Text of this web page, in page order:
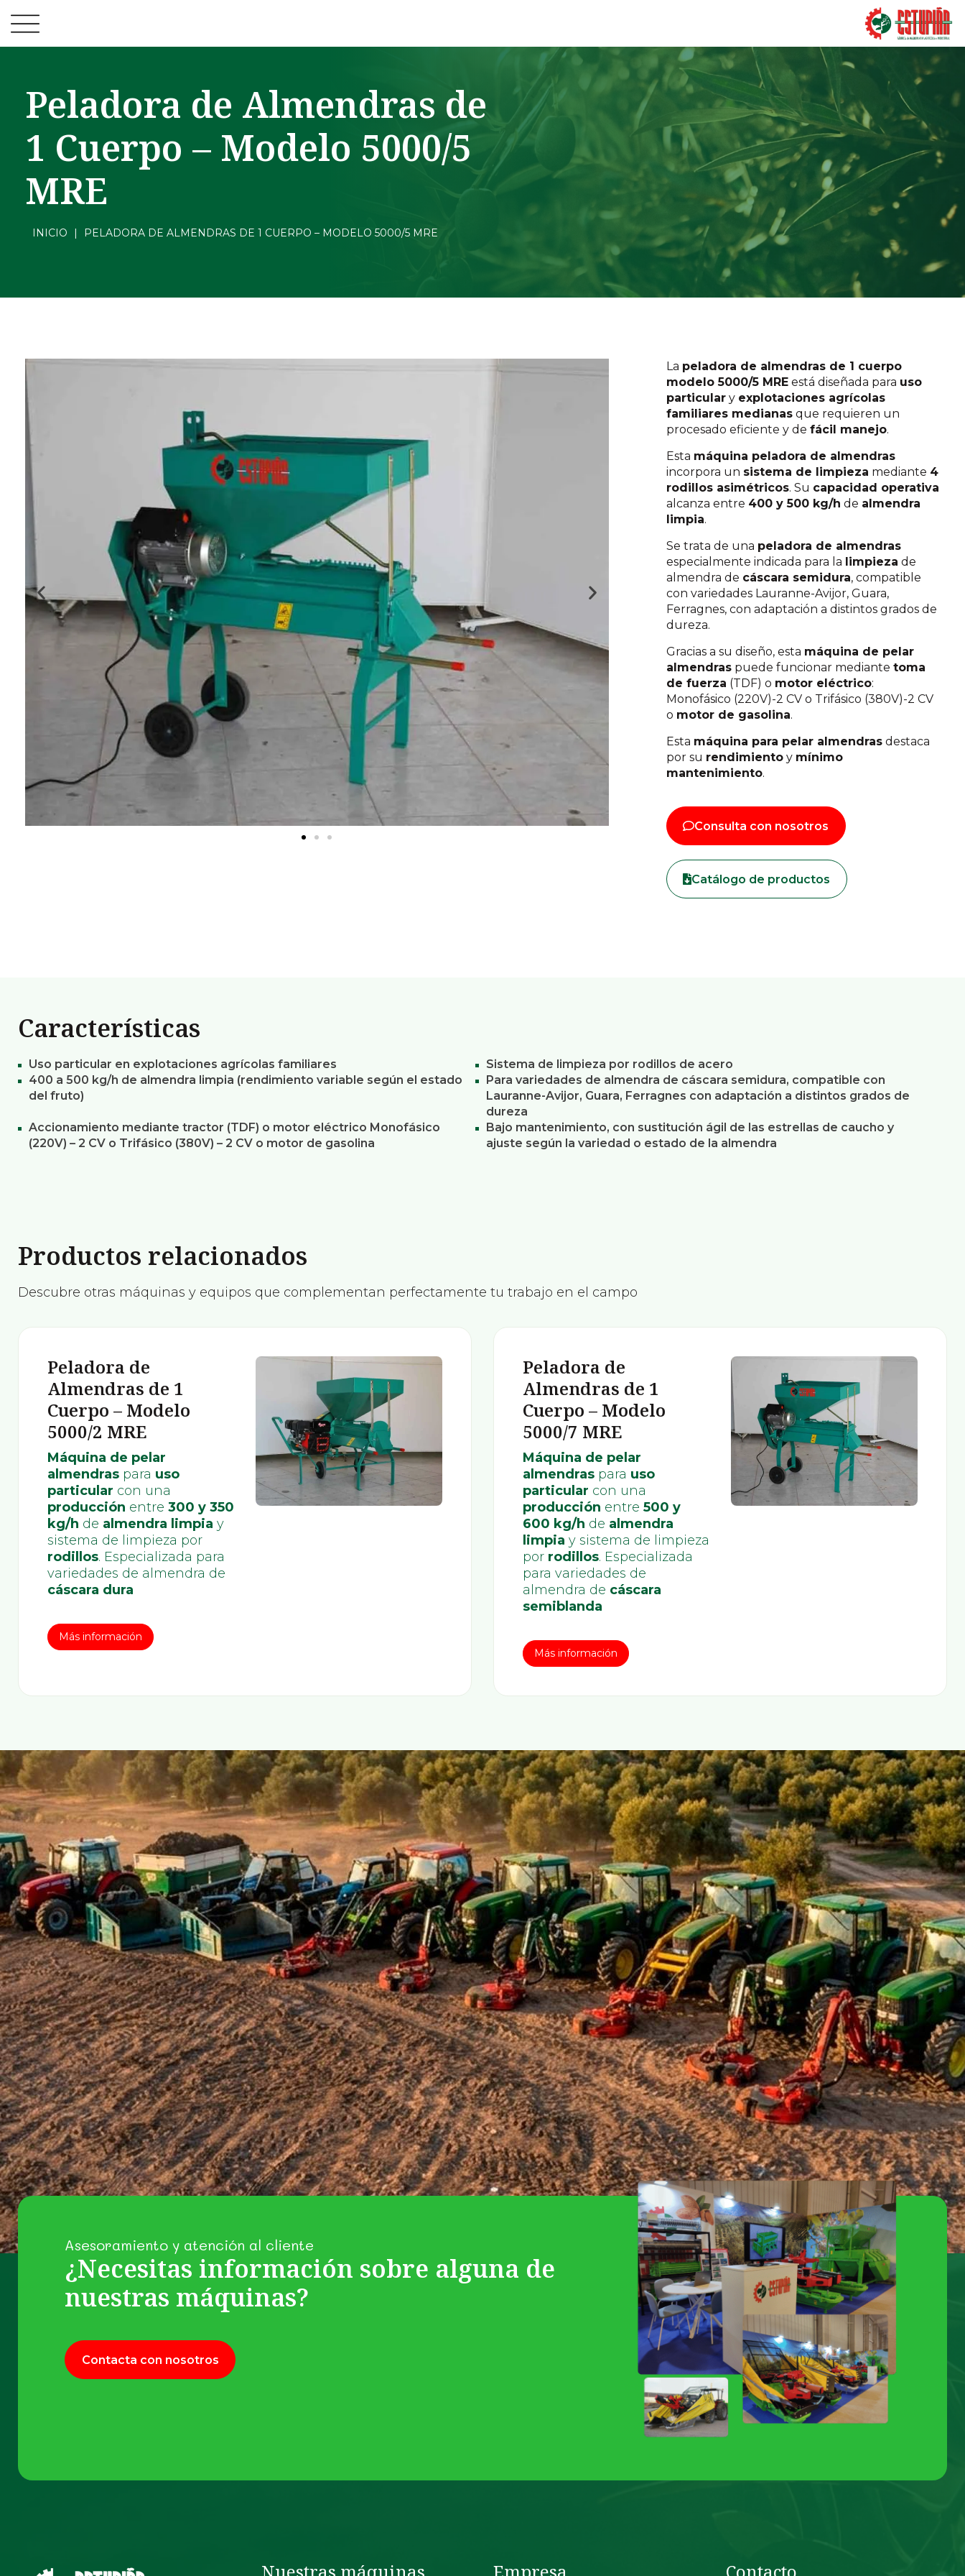
Peladora de Almendras de
1 Cuerpo – Modelo 5000/5
MRE
INICIO | PELADORA DE ALMENDRAS DE 1 CUERPO – MODELO 5000/5 MRE
La peladora de almendras de 1 cuerpo
modelo 5000/5 MREestá diseñada para uso
particulary explotaciones agrícolas
familiares medianasque requieren un
procesado eficiente y de fácil manejo.
Esta máquina peladora de almendras
incorpora un sistema de limpieza mediante 4
rodillos asimétricos. Su capacidad operativa
alcanza entre 400 y 500 kg/h de almendra
limpia.
Se trata de una peladora de almendras
especialmente indicada para la limpieza de
almendra de cáscara semidura, compatible
con variedades Lauranne-Avijor, Guara,
Ferragnes, con adaptación a distintos grados de
dureza.
Gracias a su diseño, esta máquina de pelar
almendraspuede funcionar mediante toma
de fuerza (TDF) o motor eléctrico:
Monofásico (220V)-2 CV o Trifásico (380V)-2 CV
o motor de gasolina.
Esta máquina para pelar almendrasdestaca
por su rendimientoy mínimo
mantenimiento.
Consulta con nosotros
Catálogo de productos
Características
Uso particular en explotaciones agrícolas familiares
Sistema de limpieza por rodillos de acero
400 a 500 kg/h de almendra limpia (rendimiento variable según el estado
del fruto)
Para variedades de almendra de cáscara semidura, compatible con
Lauranne-Avijor, Guara, Ferragnes con adaptación a distintos grados de
dureza
Accionamiento mediante tractor (TDF) o motor eléctrico Monofásico
(220V) – 2 CV o Trifásico (380V) – 2 CV o motor de gasolina
Bajo mantenimiento, con sustitución ágil de las estrellas de caucho y
ajuste según la variedad o estado de la almendra
Productos relacionados
Descubre otras máquinas y equipos que complementan perfectamente tu trabajo en el campo
Peladora de
Almendras de 1
Cuerpo – Modelo
5000/2 MRE
Máquina de pelar
almendras para uso
particular con una
producción entre 300 y 350
kg/h de almendra limpia y
sistema de limpieza por
rodillos. Especializada para
variedades de almendra de
cáscara dura
Más información
Peladora de
Almendras de 1
Cuerpo – Modelo
5000/7 MRE
Máquina de pelar
almendras para uso
particular con una
producción entre 500 y
600 kg/h de almendra
limpia y sistema de limpieza
por rodillos. Especializada
para variedades de
almendra de cáscara
semiblanda
Más información
Asesoramiento y atención al cliente
¿Necesitas información sobre alguna de
nuestras máquinas?
Contacta con nosotros